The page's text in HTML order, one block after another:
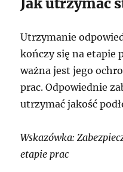
Utrzymanie
kończy się na etapie
ważna jest jego
prac. Odpowiednie
utrzymać jakość
Wskazówka:
etapie prac